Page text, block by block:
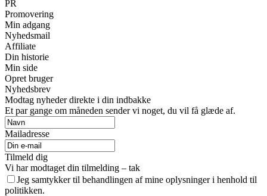
PR
Promovering
Min adgang
Nyhedsmail
Affiliate
Din historie
Min side
Opret bruger
Nyhedsbrev
Modtag nyheder direkte i din indbakke
Et par gange om måneden sender vi noget, du vil få glæde af.
Mailadresse
Tilmeld dig
Vi har modtaget din tilmelding – tak
Jeg samtykker til behandlingen af mine oplysninger i henhold til
politikken.